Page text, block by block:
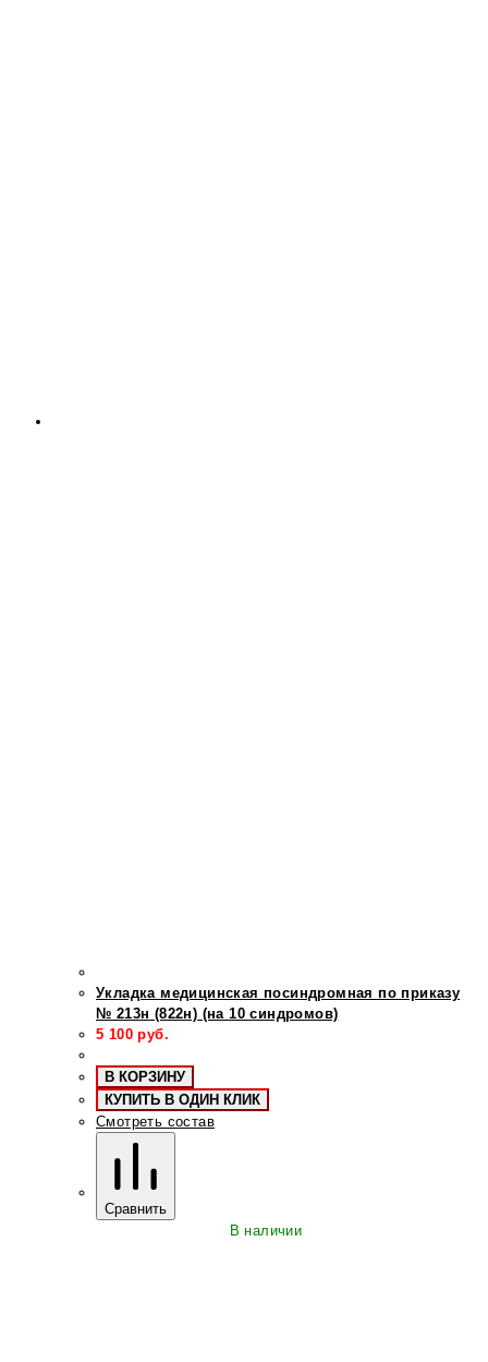
Укладка медицинская посиндромная по приказу
№ 213н (822н) (на 10 синдромов)
5 100 руб.
В КОРЗИНУ
КУПИТЬ В ОДИН КЛИК
Смотреть состав
Сравнить
В наличии